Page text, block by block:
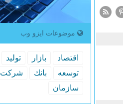
موضوعات ایزو وب
اقتصاد بازار تولید
توسعه
بانك
شركت
سازمان